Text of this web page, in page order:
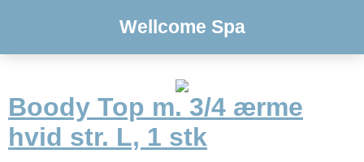
Wellcome Spa
Boody Top m. 3/4 ærme
hvid str. L, 1 stk